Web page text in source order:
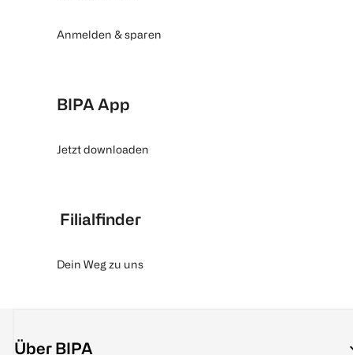
Anmelden & sparen
BIPA App
Jetzt downloaden
Filialfinder
Dein Weg zu uns
Über BIPA